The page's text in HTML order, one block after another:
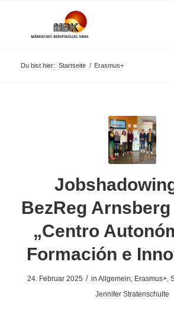
Du bist hier: Startseite / Erasmus+
BezReg
„Centro
Formación e
24. Februar 2025 / inAllgemein, Erasmus+,
Jennifer Stratenschulte